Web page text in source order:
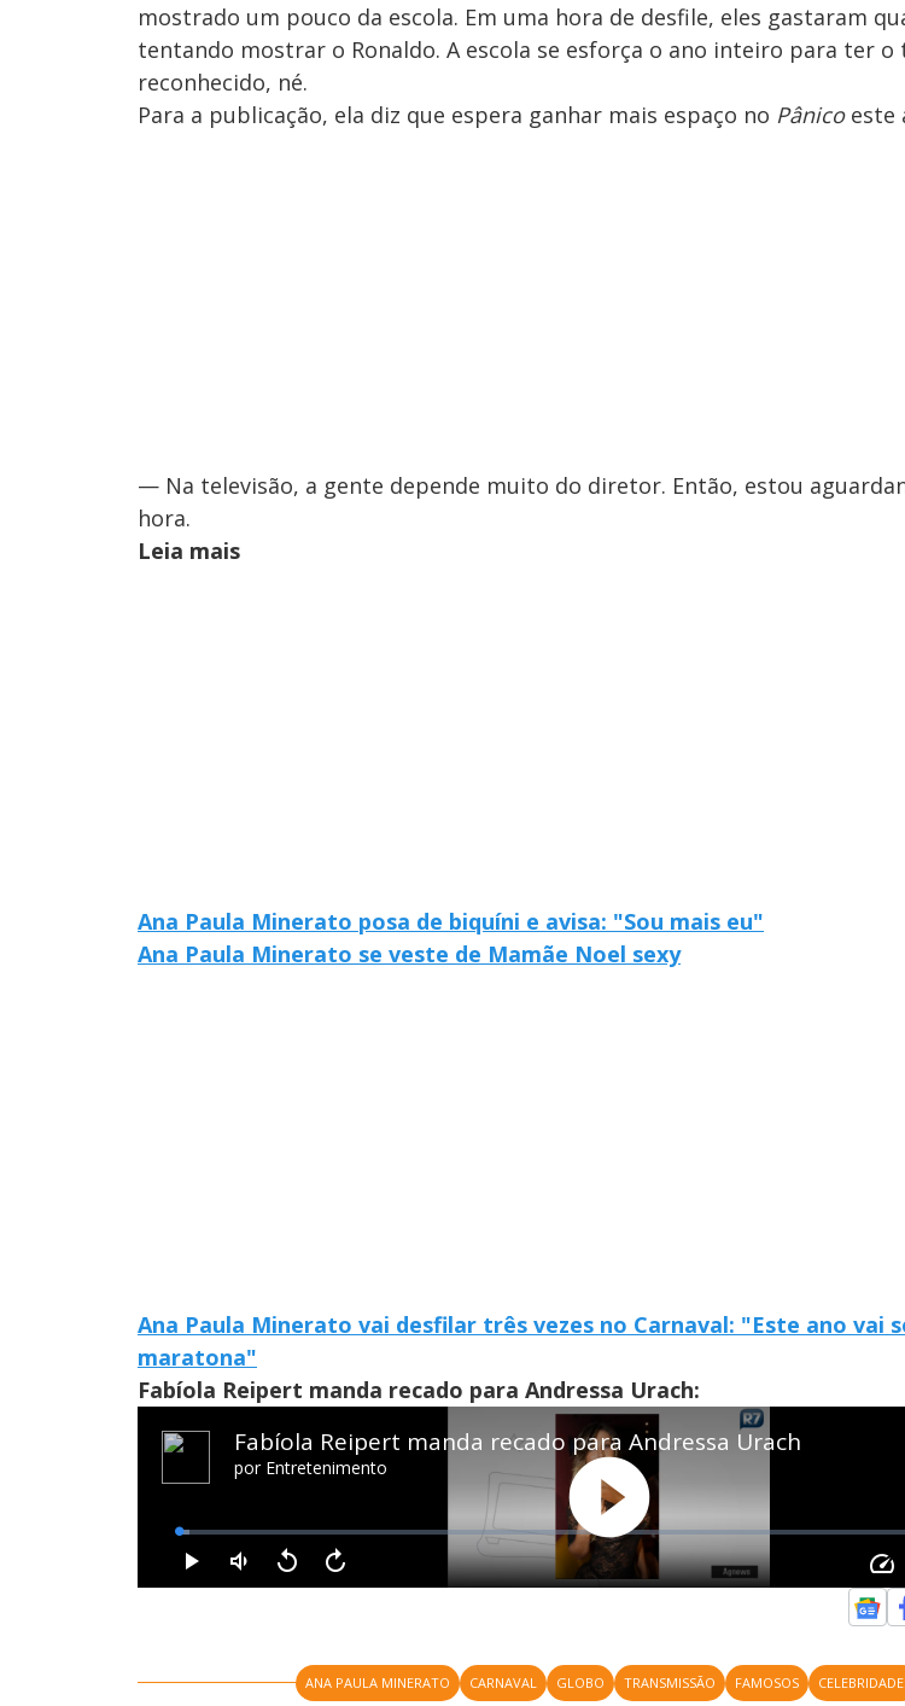
mostrado um pouco da escola. Em uma hora de desfile, eles gastaram
tentando mostrar o Ronaldo. A escola se esforça o ano inteiro para ter o
reconhecido, né.
Para a publicação, ela diz que espera ganhar mais espaço no Pânicoeste
— Na televisão, a gente depende muito do diretor. Então, estou
hora.
Leia mais
Ana Paula Minerato posa de biquíni e avisa: "Sou mais eu"
Ana Paula Minerato se veste de Mamãe Noel sexy
Ana Paula Minerato vai desfilar três vezes no Carnaval: "Este ano vai
maratona"
Fabíola Reipert manda recado para Andressa Urach:
ANA PAULA MINERATO CARNAVAL GLOBO TRANSMISSÃO FAMOSOS